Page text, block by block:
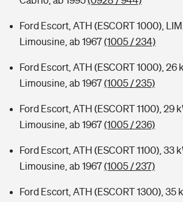
Ford Escort, ATH (ESCORT 1000),
Limousine, ab 1967(1005 / 234)
Ford Escort, ATH (ESCORT 1000), 26
Limousine, ab 1967(1005 / 235)
Ford Escort, ATH (ESCORT 1100), 29
Limousine, ab 1967(1005 / 236)
Ford Escort, ATH (ESCORT 1100), 33
Limousine, ab 1967(1005 / 237)
Ford Escort, ATH (ESCORT 1300), 35